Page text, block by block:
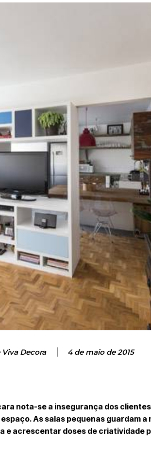
Viva Decora 4 de maio de 2015
nota-se a insegurança dos
As salas pequenas guardam a
e acrescentar doses de criatividade